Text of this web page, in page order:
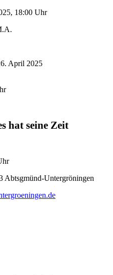
18:00 Uhr
April 2025
hat seine Zeit
Abtsgmünd-Untergröningen